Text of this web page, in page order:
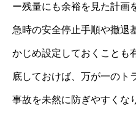
ー残量にも余裕を見た計画
急時の安全停止手順や撤退
かじめ設定しておくことも
底しておけば、万が一のト
事故を未然に防ぎやすくな